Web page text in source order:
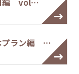
編 vol…
プラン編 …